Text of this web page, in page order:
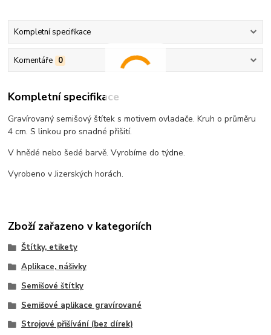
Kompletní specifikace
Komentáře 0
Kompletní specifikace
Gravírovaný semišový štítek s motivem ovladače. Kruh o průměru
4 cm. S linkou pro snadné přišití.
V hnědé nebo šedé barvě. Vyrobíme do týdne.
Vyrobeno v Jizerských horách.
Zboží zařazeno v kategoriích
Štítky, etikety
Aplikace, nášivky
Semišové štítky
Semišové aplikace gravírované
Strojové přišívání (bez dírek)